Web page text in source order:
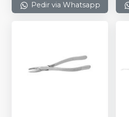
Pedir via Whatsapp